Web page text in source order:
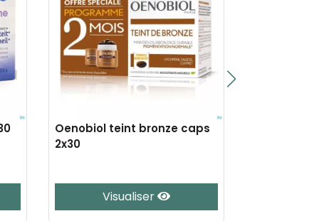
Oenobiol teint bronze caps
2x30
Visualiser